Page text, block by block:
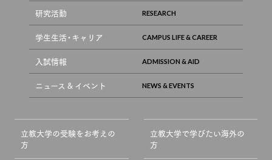
研究活動
学生生活・キャリア
入試情報
ニュース & イベント
立教大学の受験をお考えの
方
立教大学で学びたい海外の
方